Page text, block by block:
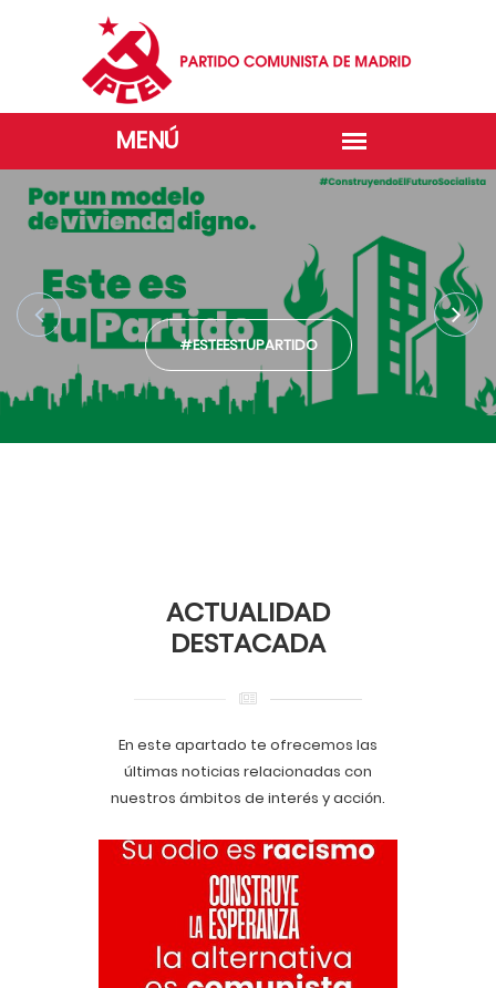
#ESTEESTUPARTIDO
ACTUALIDAD
DESTACADA
En este apartado te ofrecemos las
últimas noticias relacionadas con
nuestros ámbitos de interés y acción.